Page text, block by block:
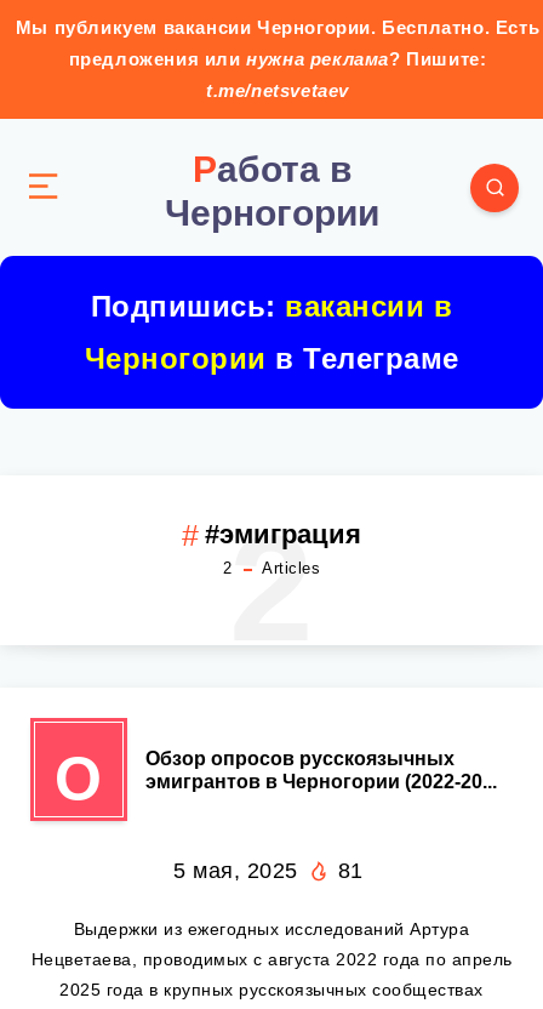
Мы публикуем вакансии Черногории. Бесплатно. Есть
предложения илинужна реклама? Пишите:
t.me/netsvetaev
Работа в
Черногории
Подпишись: вакансии в
Черногории в Телеграме
#эмиграция
2 Articles
2
О
Обзор опросов русскоязычных
эмигрантов в Черногории (2022-20...
5 мая, 2025 81
Выдержки из ежегодных исследований Артура
Нецветаева, проводимых с августа 2022 года по апрель
2025 года в крупных русскоязычных сообществах